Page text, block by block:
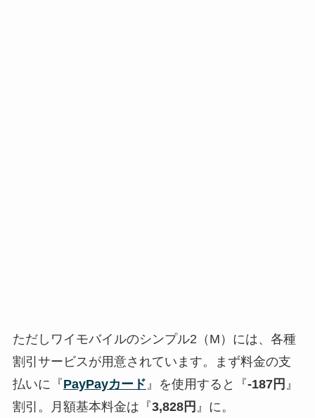
ただしワイモバイルのシンプル2（M）には、各種
割引サービスが用意されています。まず料金の支
払いに『PayPayカード』を使用すると『-187円 』
割引。月額基本料金は『3,828円 』に。